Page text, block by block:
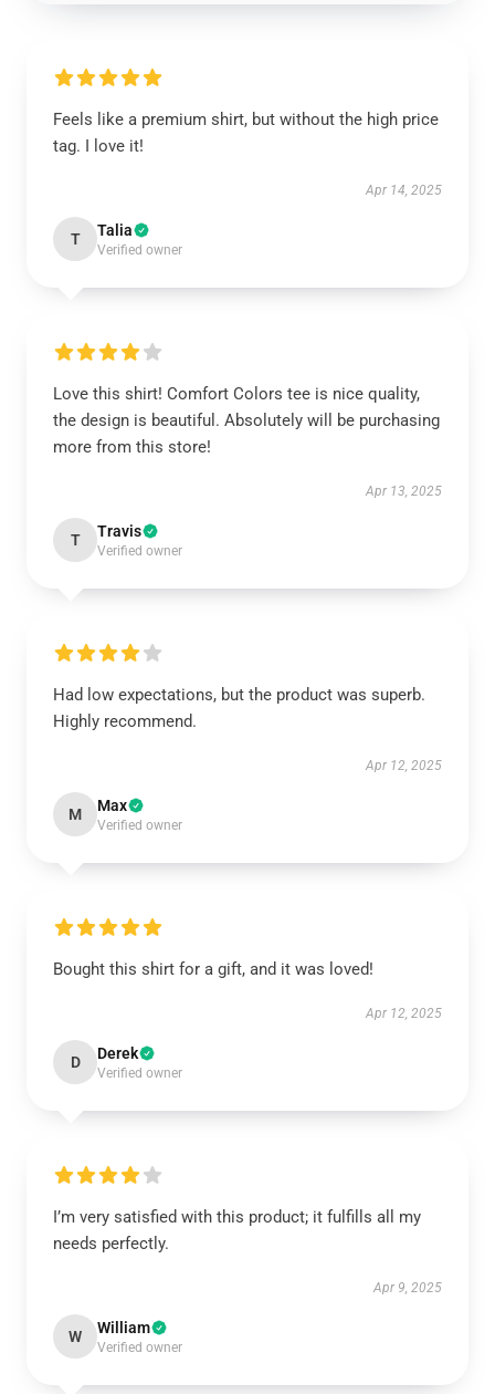
Feels like a premium shirt, but without the high price
tag. I love it!
Apr 14, 2025
T Talia
Verified owner
Love this shirt! Comfort Colors tee is nice quality,
the design is beautiful. Absolutely will be purchasing
more from this store!
Apr 13, 2025
T Travis
Verified owner
Had low expectations, but the product was superb.
Highly recommend.
Apr 12, 2025
M Max
Verified owner
Bought this shirt for a gift, and it was loved!
Apr 12, 2025
D Derek
Verified owner
I’m very satisfied with this product; it fulfills all my
needs perfectly.
Apr 9, 2025
W William
Verified owner